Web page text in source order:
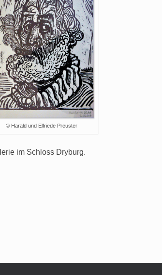
© Harald und Elfriede Preuster
im Schloss Dryburg.